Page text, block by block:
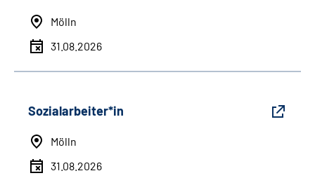
Mölln
31.08.2026
Sozialarbeiter*in
Mölln
31.08.2026